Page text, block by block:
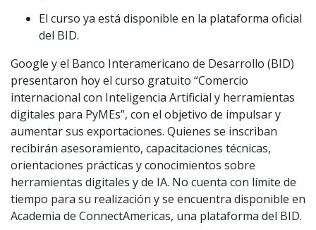
El curso ya está disponible en la plataforma oficial
del BID.
Google y el Banco Interamericano de Desarrollo (BID)
presentaron hoy el curso gratuito “Comercio
internacional con Inteligencia Artificial y herramientas
digitales para PyMEs”, con el objetivo de impulsar y
aumentar sus exportaciones. Quienes se inscriban
recibirán asesoramiento, capacitaciones técnicas,
orientaciones prácticas y conocimientos sobre
herramientas digitales y de IA. No cuenta con límite de
tiempo para su realización y se encuentra disponible en
Academia de ConnectAmericas, una plataforma del BID.